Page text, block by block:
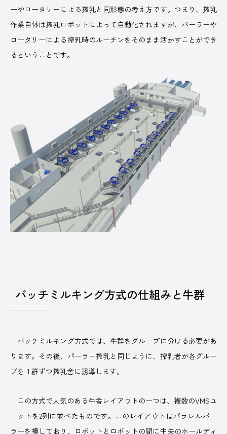
ーやロータリーによる搾乳と同形態の考え方です。つまり、搾乳
作業自体は搾乳ロボットによって自動化されますが、パーラーや
ロータリーによる搾乳時のルーチンをそのまま活かすことができ
るということです。
バッチミルキング方式の仕組みと牛群
バッチミルキング方式では、牛群をグループに分ける必要があ
ります。その後、パーラー搾乳と同じように、搾乳者が各グルー
プを１群ずつ搾乳舎に誘導します。
この方式で人気のある牛舎レイアウトの一つは、複数のVMSユ
ニットを2列に並べたものです。このレイアウトはパラレルパー
ラーを模しており、ロボットとロボットの間に中央のホールディ